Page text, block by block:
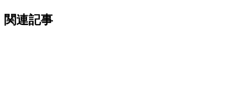
関連記事